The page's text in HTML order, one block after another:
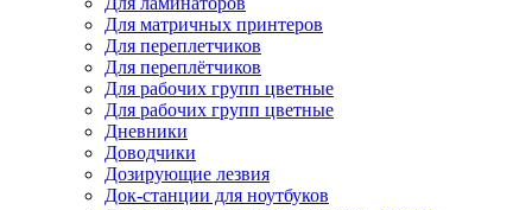
Для матричных принтеров
Для переплетчиков
Для переплётчиков
Для рабочих групп цветные
Для рабочих групп цветные
Дневники
Доводчики
Дозирующие лезвия
Док-станции для ноутбуков